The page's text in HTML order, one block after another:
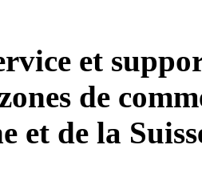
et
de
et de la